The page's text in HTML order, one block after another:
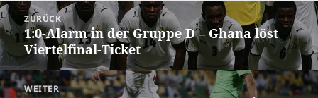
Beitrags-
Navigation
ZURÜCK
Vorheriger
Beitrag:
1:0-Alarm in der Gruppe D – Ghana löst
Viertelfinal-Ticket
WEITER